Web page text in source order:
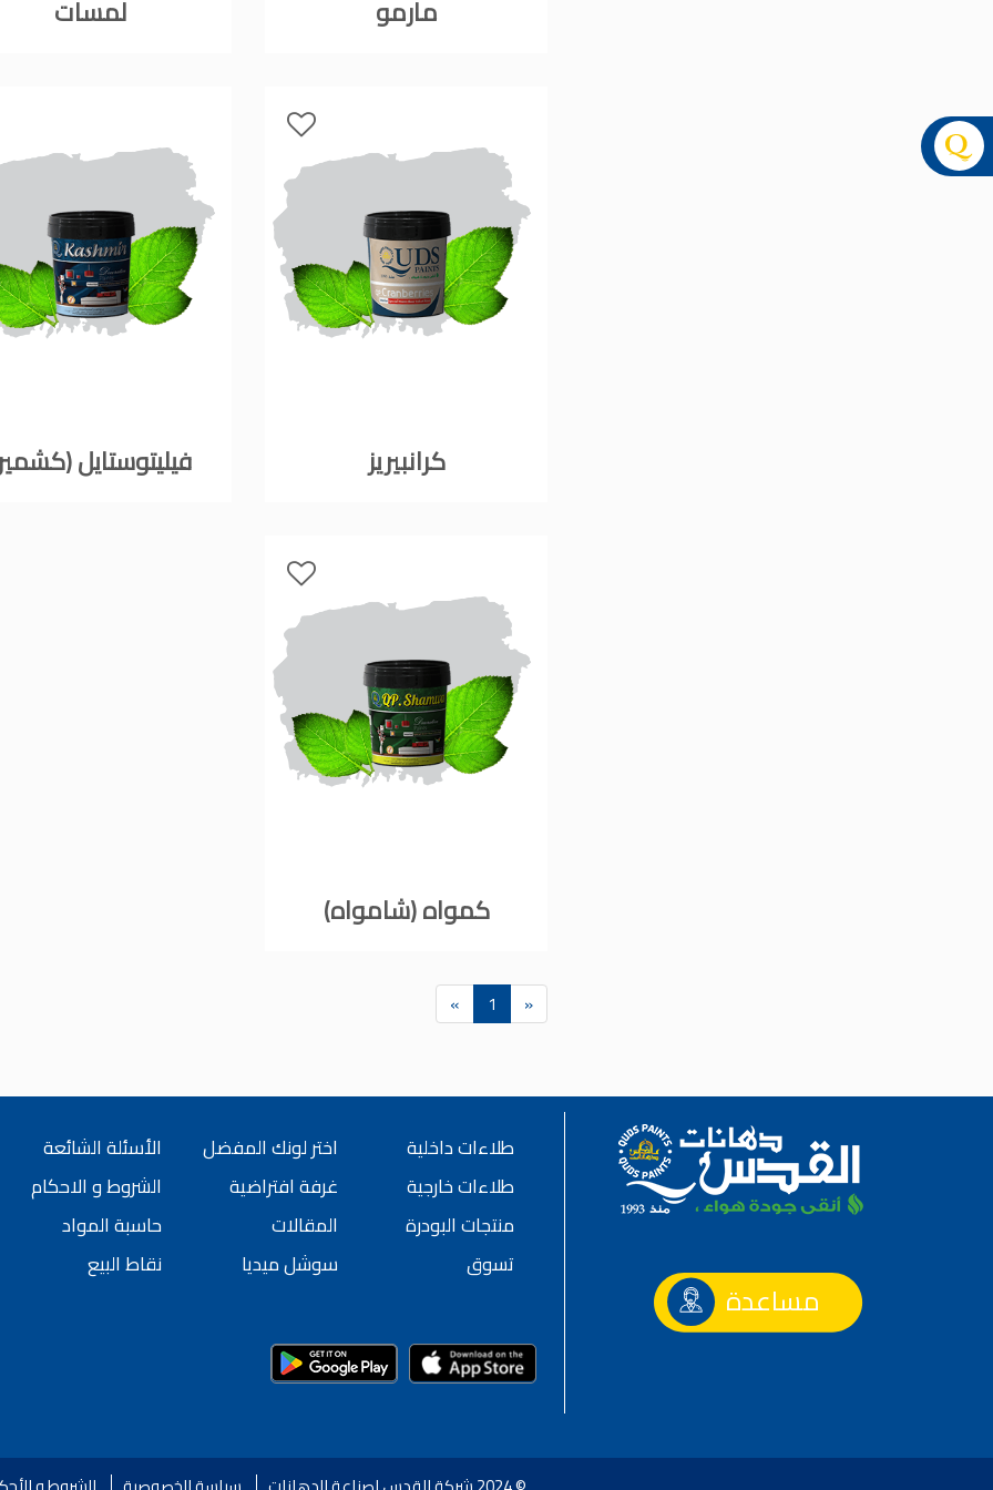
مارمو لمسات
كرانبيريز فيليتوستايل
كمواه (شامواه)
«
1
»
مساعدة
طلاءات داخلية
طلاءات خارجية
منتجات البودرة
تسوق
اختر لونك المفضل
غرفة افتراضية
المقالات
سوشل ميديا
الأسئلة الشائعة
الشروط و الاحكام
حاسبة المواد
نقاط البيع